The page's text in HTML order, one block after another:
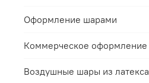
Оформление шарами
Коммерческое оформление
Воздушные шары из латекса